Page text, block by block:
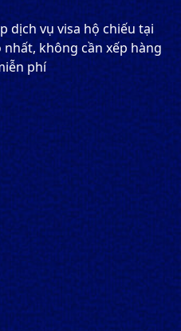
dịch vụ visa hộ chiếu tại
không cần xếp hàng
phí